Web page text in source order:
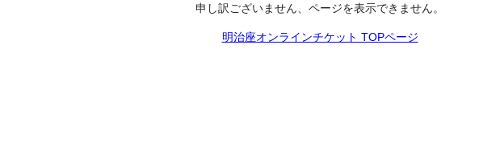
申し訳ございません、ページを表示できません。
明治座オンラインチケット TOPページ